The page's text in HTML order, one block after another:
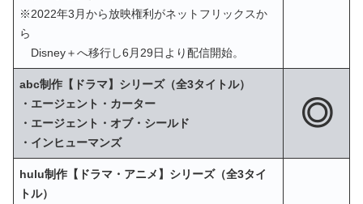
※2022年3月から放映権利がネットフリックスか
ら
Disney＋へ移行し6月29日より配信開始。
abc制作【ドラマ】シリーズ（全3タイトル）
・エージェント・カーター
・エージェント・オブ・シールド
・インヒューマンズ
◎
hulu制作【ドラマ・アニメ】シリーズ（全3タイ
トル）